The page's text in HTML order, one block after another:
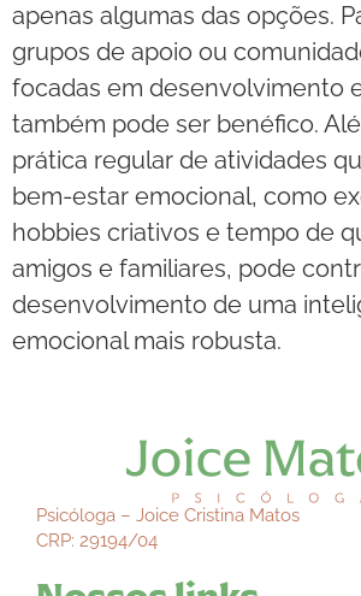
apenas algumas das opções.
grupos de apoio ou
focadas em desenvolvimento
também pode ser benéfico.
prática regular de atividades
bem-estar emocional, como
hobbies criativos e tempo de
amigos e familiares, pode
desenvolvimento de uma
emocional mais robusta.
Psicóloga – Joice Cristina Matos
CRP: 29194/04